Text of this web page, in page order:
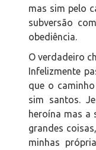
mas sim pelo
subversão
obediência.
O verdadeiro
Infelizmente
que o
sim santos.
heroína mas a
grandes
minhas